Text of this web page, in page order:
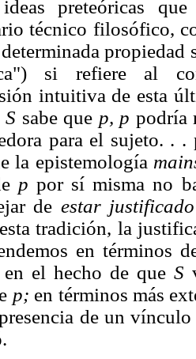
preteóricas
técnico filosófico,
propiedad
si refiere al
intuitiva de esta
S sabe que p, p podría
para el sujeto. .
la epistemología
p por sí misma no
de estar justificado
tradición, la
en términos
el hecho de que S
p; en términos más
de un